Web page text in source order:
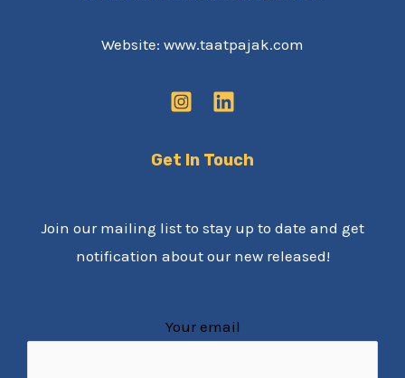
Website: www.taatpajak.com
Get In Touch
Join our mailing list to stay up to date and get
notification about our new released!
Your email